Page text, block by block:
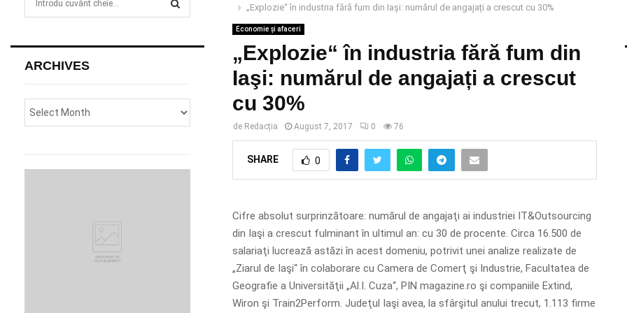
„Explozie“ în industria fără fum din Iaşi: numărul de angajați a crescut cu 30%
Economie și afaceri
„Explozie“ în industria fără fum din
Iaşi: numărul de angajați a crescut
cu 30%
de Redacția August 7, 2017 0 76
SHARE 0
Cifre absolut surprinzătoare: numărul de angajaţi ai industriei IT&Outsourcing
din Iaşi a crescut fulminant în ultimul an: cu 30 de procente. Circa 16.500 de
salariaţi lucrează astăzi în acest domeniu, potrivit unei analize realizate de
„Ziarul de Iaşi“ în colaborare cu Camera de Comerţ şi Industrie, Facultatea de
Geografie a Universităţii „Al.I. Cuza“, PIN magazine.ro şi companiile Extind,
Wiron şi Train2Perform. Judeţul Iaşi avea, la sfârşitul anului trecut, 1.113 firme
h
o
:
H
ARCHIVES